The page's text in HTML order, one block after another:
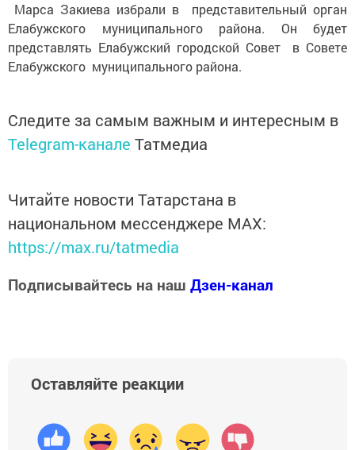
Марса Закиева избрали в представительный орган
Елабужского муниципального района. Он будет
представлять Елабужский городской Совет в Совете
Елабужского муниципального района.
Следите за самым важным и интересным в
Telegram-канале Татмедиа
Читайте новости Татарстана в
национальном мессенджере MАХ:
https://max.ru/tatmedia
Подписывайтесь на наш Дзен-канал
Оставляйте реакции